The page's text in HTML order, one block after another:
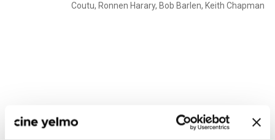
Coutu, Ronnen Harary, Bob Barlen, Keith Chapman